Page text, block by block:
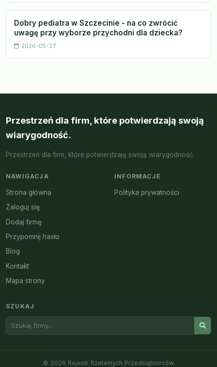
Dobry pediatra w Szczecinie - na co zwrócić
uwagę przy wyborze przychodni dla dziecka?
2026-05-27
Przestrzeń dla firm, które potwierdzają swoją
wiarygodność.
Przestrzeń dla firm, które potwierdzają swoją wiarygodność.
NAWIGACJA
Strona główna
Zaloguj się
Dodaj firmę
Przypomnij hasło
Blog
Kontakt
Mapa strony
INFORMACJE
Polityka prywatności
SZUKAJ
© 2026 Rejestr Rzetelnych Przedsiębiorców